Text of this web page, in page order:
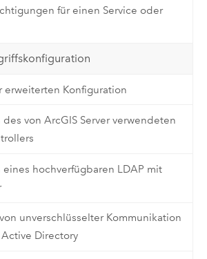
für einen Service oder
erweiterten Konfiguration
von ArcGIS Server verwendeten
eines hochverfügbaren LDAP mit
unverschlüsselter Kommunikation
Directory